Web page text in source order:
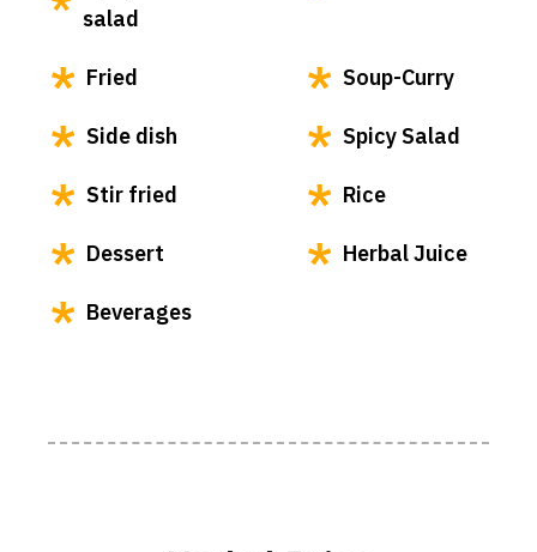
salad
Fried Soup-Curry
Side dish Spicy Salad
Stir fried Rice
Dessert Herbal Juice
Beverages